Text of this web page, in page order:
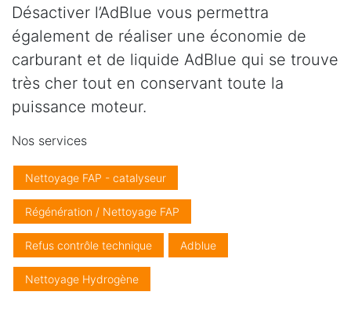
Désactiver l’AdBlue vous permettra
également de réaliser une économie de
carburant et de liquide AdBlue qui se trouve
très cher tout en conservant toute la
puissance moteur.
Nos services
Nettoyage FAP - catalyseur
Régénération / Nettoyage FAP
Refus contrôle technique Adblue
Nettoyage Hydrogène